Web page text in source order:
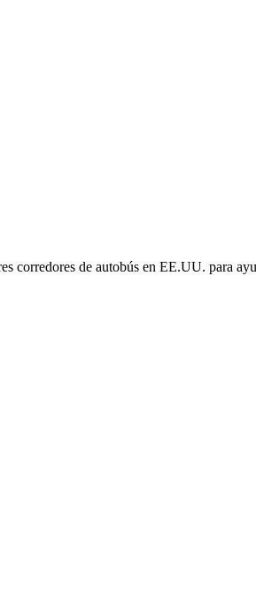
corredores de autobús en EE.UU. para